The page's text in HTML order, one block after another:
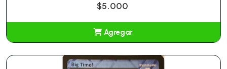
$5.000
Agregar